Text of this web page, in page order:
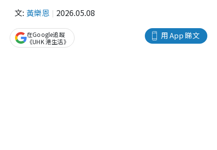
文: 黃樂恩 2026.05.08
用 App 睇文
在Google追蹤
《UHK 港生活》